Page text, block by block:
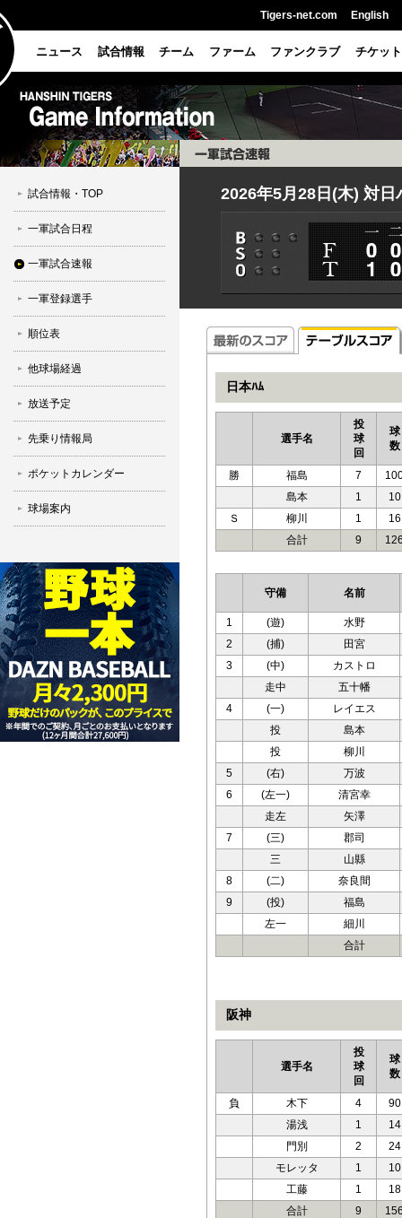
Tigers-net.com English
ニュース 試合情報 チーム ファーム ファンクラブ チケット
試合情報・TOP
一軍試合日程
一軍試合速報
一軍登録選手
順位表
他球場経過
放送予定
先乗り情報局
ポケットカレンダー
球場案内
2026年5月28日(木) 対日
日本ﾊﾑ
選手名
投
球
回
球
数
勝 福島 7
島本
1
10
Ｓ
柳川 1
16
合計
9
守備 名前
1 (遊)
水野
2
(捕)
田宮
3
(中)
カストロ
走中
五十幡
4
(一)
レイエス
投
島本
投
柳川
5
(右)
万波
6
(左一)
清宮幸
走左
矢澤
7
(三)
郡司
三
山縣
8
(二)
奈良間
9
(投)
福島
左一
細川
合計
阪神
選手名
投
球
回
球
数
負 木下 4
90
湯浅
1
14
門別
2
24
モレッタ
1
10
工藤
1
18
合計
9